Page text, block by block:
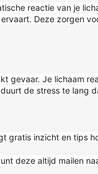
reactie van je
Deze zorgen
gevaar. Je lichaam
de stress te lang
gratis inzicht en tips
deze altijd mailen